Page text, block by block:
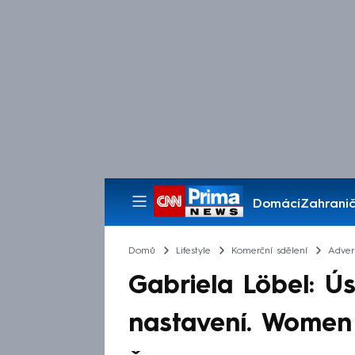
Domácí
Pořady
Domů Lifestyle Komerční sdělení
Gabriela Löbel:
nastavení.